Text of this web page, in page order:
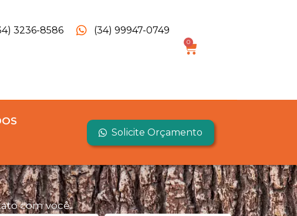
3236-8586 (34) 99947-0749
0
Solicite Orçamento
com você.